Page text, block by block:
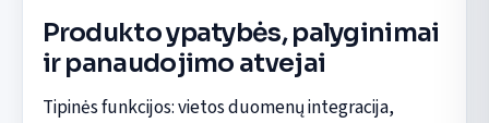
Produkto ypatybės, palyginimai
ir panaudojimo atvejai
Tipinės funkcijos: vietos duomenų integracija,